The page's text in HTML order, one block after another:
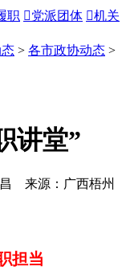
职 党派团体 机关
> 各市政协动态 >
讲堂”
昌 来源：广西梧州
担当